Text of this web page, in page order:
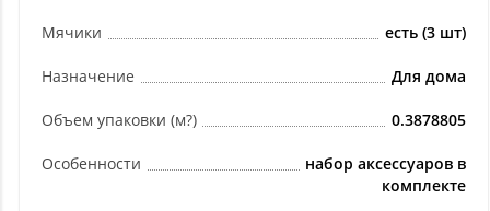
Мячики есть (3 шт)
Назначение Для дома
Объем упаковки (м?) 0.3878805
Особенности
набор аксессуаров в
комплекте